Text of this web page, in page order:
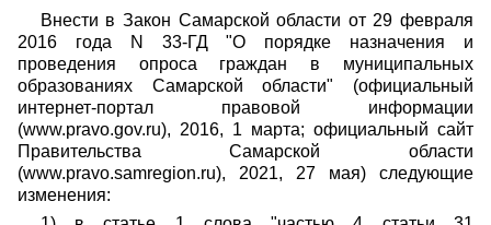
Внести в Закон Самарской области от 29 февраля
2016 года N 33-ГД "О порядке назначения и
проведения опроса граждан в муниципальных
образованиях Самарской области" (официальный
интернет-портал правовой информации
(www.pravo.gov.ru), 2016, 1 марта; официальный сайт
Правительства Самарской области
(www.pravo.samregion.ru), 2021, 27 мая) следующие
изменения: